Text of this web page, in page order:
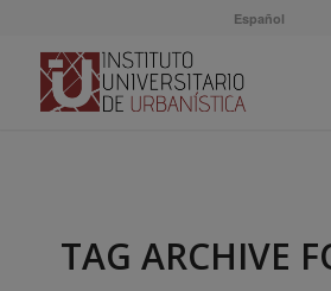
Español
TAG ARCHIVE